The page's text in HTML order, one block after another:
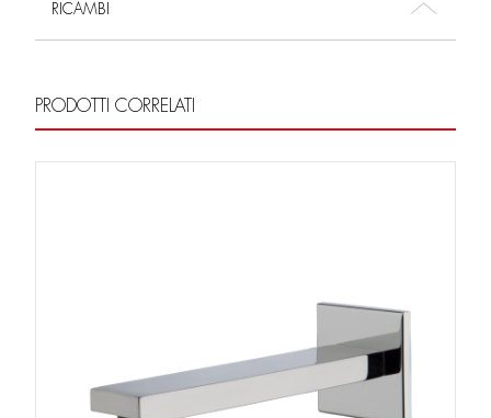
RICAMBI
PRODOTTI CORRELATI